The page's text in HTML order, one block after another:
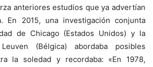
anteriores estudios que ya advertían
En 2015, una investigación conjunta
de Chicago (Estados Unidos) y la
(Bélgica) abordaba posibles
la soledad y recordaba: «En 1978,